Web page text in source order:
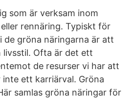
som är verksam inom
rennäring. Typiskt för
de gröna näringarna är att
Ofta är det ett
de resurser vi har att
inte ett karriärval. Gröna
samlas gröna näringar för